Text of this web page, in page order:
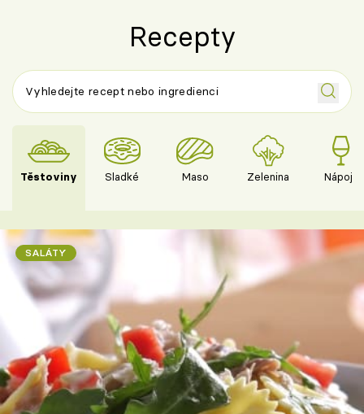
Recepty
Těstoviny Sladké Maso Zelenina Nápoje
SALÁTY